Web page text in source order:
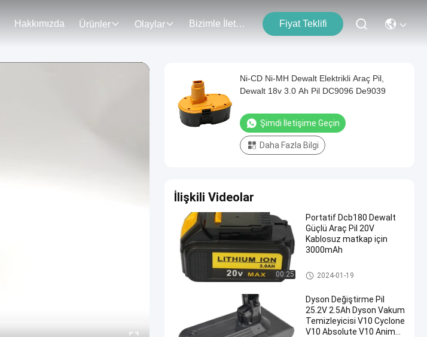
Hakkımızda Ürünler Olaylar Bizimle İletişim Fiyat Teklifi
Ni-CD Ni-MH Dewalt Elektrikli Araç Pil,
Dewalt 18v 3.0 Ah Pil DC9096 De9039
Şimdi İletişime Geçin
Daha Fazla Bilgi
İlişkili Videolar
00:25
Portatif Dcb180 Dewalt
Güçlü Araç Pil 20V
Kablosuz matkap için
3000mAh
Dewalt Güçli Araç Pil
2024-01-19
Dyson Değiştirme Pil
25.2V 2.5Ah Dyson Vakum
Temizleyicisi V10 Cyclone
V10 Absolute V10 Animal